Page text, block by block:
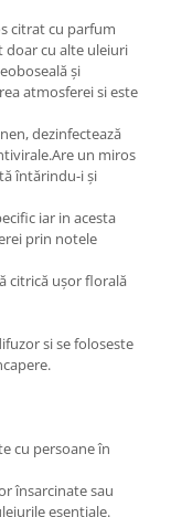
citrat cu parfum
doar cu alte uleiuri
și
atmosferei si este
dezinfectează
un miros
întărindu-i și
iar in acesta
prin notele
citrică ușor florală
si se foloseste
cu persoane în
însarcinate sau
esentiale.